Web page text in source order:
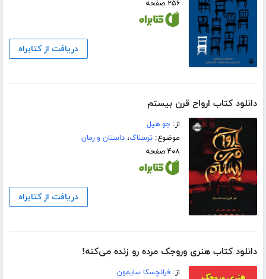
۲۵۶ صفحه
دریافت از کتابراه
دانلود کتاب ارواح قرن بیستم
از:جو ھیل
موضوع:ترسناک،داستان و رمان
۴۰۸ صفحه
دریافت از کتابراه
دانلود کتاب هنری وروجک مرده رو زنده می‌کنه!
از:فرانچسکا سایمون